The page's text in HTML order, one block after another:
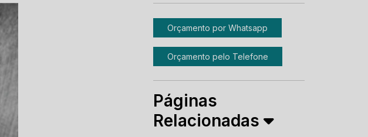
Orçamento por Whatsapp
Orçamento pelo Telefone
Páginas
Relacionadas